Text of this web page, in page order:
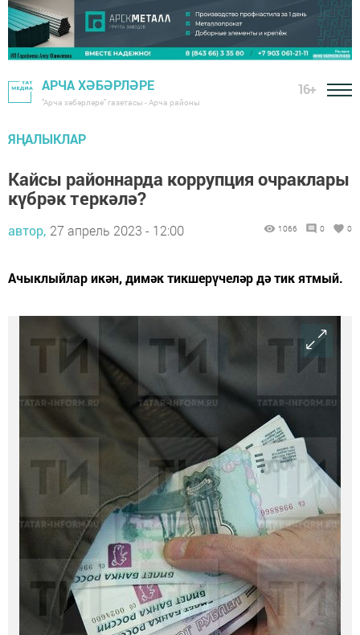
АРЧА ХӘБӘРЛӘРЕ
"Арча хәбәрләре" газетасы - Арча районы
16+
ЯҢАЛЫКЛАР
Кайсы районнарда коррупция очраклары
күбрәк теркәлә?
автор, 27 апрель 2023 - 12:00 1066 0 0
Ачыклыйлар икән, димәк тикшерүчеләр дә тик ятмый.